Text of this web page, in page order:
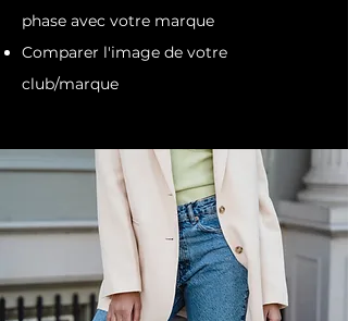
phase avec votre marque
Comparer l'image de votre
club/marque